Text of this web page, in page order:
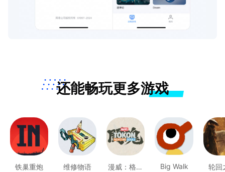
还能畅玩更多游戏
铁巢重炮 维修物语
漫威：格斗
Big Walk 轮回